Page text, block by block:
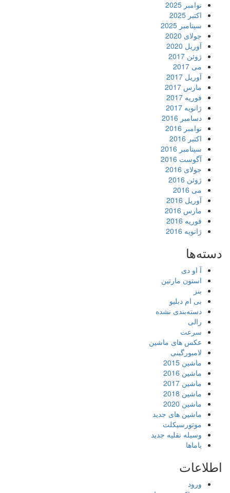
نوامبر 2025
اکتبر 2025
سپتامبر 2025
جولای 2020
آوریل 2020
ژوئن 2017
می 2017
آوریل 2017
مارس 2017
فوریه 2017
ژانویه 2017
دسامبر 2016
نوامبر 2016
اکتبر 2016
سپتامبر 2016
آگوست 2016
جولای 2016
ژوئن 2016
می 2016
آوریل 2016
مارس 2016
فوریه 2016
ژانویه 2016
دسته‌ها
آ او دی
استون مارتین
بنز
بی ام دبلیو
دسته‌بندی نشده
رالی
سرعت
عکس های ماشین
لامبورگینی
ماشین 2015
ماشین 2016
ماشین 2017
ماشین 2018
ماشین 2020
ماشین های جدید
موتورسیکلت
وسیله نقلیه جدید
یاماها
اطلاعات
ورود